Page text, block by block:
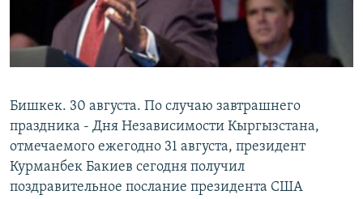
ЭЕ/АРнун бардык сайттары
Бишкек. 30 августа. По случаю завтрашнего
праздника - Дня Независимости Кыргызстана,
отмечаемого ежегодно 31 августа, президент
Курманбек Бакиев сегодня получил
поздравительное послание президента США